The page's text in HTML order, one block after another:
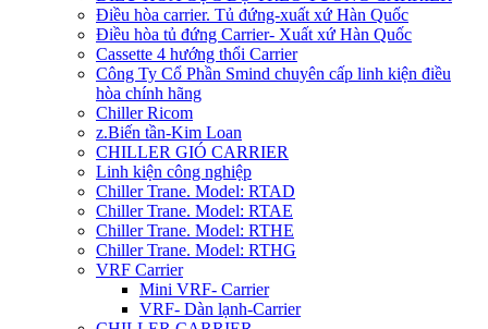
Điều hòa carrier. Tủ đứng-xuất xứ Hàn Quốc
Điều hòa tủ đứng Carrier- Xuất xứ Hàn Quốc
Cassette 4 hướng thổi Carrier
Công Ty Cổ Phần Smind chuyên cấp linh kiện điều
hòa chính hãng
Chiller Ricom
z.Biến tần-Kim Loan
CHILLER GIÓ CARRIER
Linh kiện công nghiệp
Chiller Trane. Model: RTAD
Chiller Trane. Model: RTAE
Chiller Trane. Model: RTHE
Chiller Trane. Model: RTHG
VRF Carrier
Mini VRF- Carrier
VRF- Dàn lạnh-Carrier